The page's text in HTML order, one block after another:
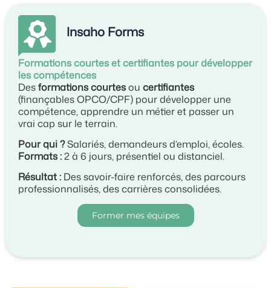
Insaho Forms
Formations courtes et certifiantes pour développer
les compétences
Desformations courtesoucertifiantes
(finançables OPCO/CPF) pour développer une
compétence, apprendre un métier et passer un
vrai cap sur le terrain.
Pour qui ?Salariés, demandeurs d’emploi, écoles.
Formats :2 à 6 jours, présentiel ou distanciel.
Résultat : Des savoir-faire renforcés, des parcours
professionnalisés, des carrières consolidées.
Former mes équipes